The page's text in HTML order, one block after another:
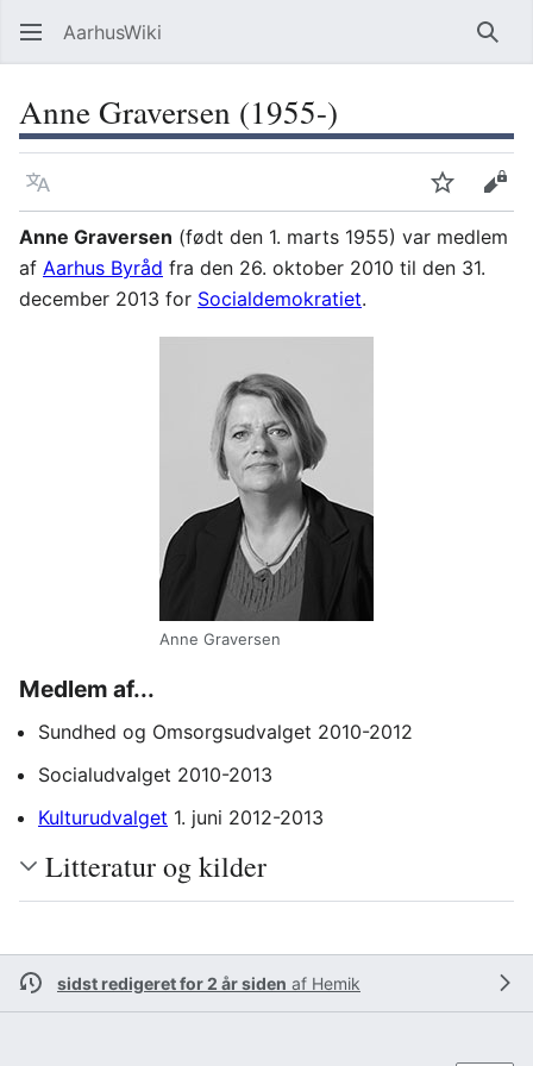
AarhusWiki Søg
Anne Graversen (1955-)
Sprog OvervågVis
Anne Graversen (født den 1. marts 1955) var medlem
af Aarhus Byråd fra den 26. oktober 2010 til den 31.
december 2013 for Socialdemokratiet.
Anne Graversen
Medlem af...
Sundhed og Omsorgsudvalget 2010-2012
Socialudvalget 2010-2013
Kulturudvalget 1. juni 2012-2013
Litteratur og kilder
sidst redigeret for 2 år siden af Hemik